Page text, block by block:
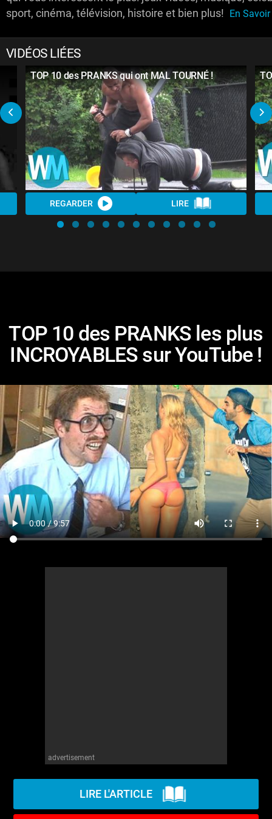
sport, cinéma, télévision, histoire et bien plus! En
VIDÉOS LIÉES
TOP 10 des PRANKS qui ont MAL TOURNÉ !
REGARDER LIRE
TOP 10 des PRANKS les plus
INCROYABLES sur YouTube !
advertisement
LIRE L'ARTICLE